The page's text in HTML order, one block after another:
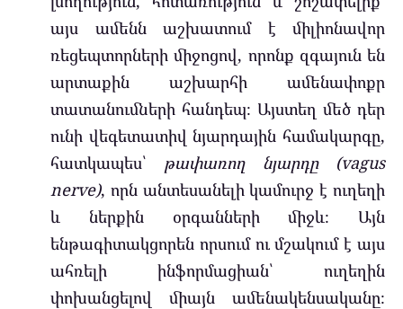
այս ամենն աշխատում է միլիոնավոր
ռեցեպտորների միջոցով, որոնք զգայուն են
արտաքին աշխարհի ամենափոքր
տատանումների հանդեպ։ Այստեղ մեծ դեր
ունի վեգետատիվ նյարդային համակարգը,
հատկապես՝ թափառող նյարդը (vagus
nerve), որն անտեսանելի կամուրջ է ուղեղի
և ներքին օրգանների միջև։ Այն
ենթագիտակցորեն որսում ու մշակում է այս
ահռելի ինֆորմացիան՝ ուղեղին
փոխանցելով միայն ամենակենսականը։